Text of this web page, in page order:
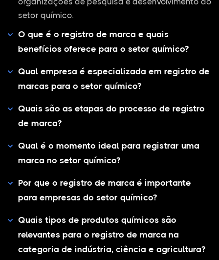
setor químico.
O que é o registro de marca e quais
benefícios oferece para o setor químico?
Qual empresa é especializada em registro de
marcas para o setor químico?
Quais são as etapas do processo de registro
de marca?
Qual é o momento ideal para registrar uma
marca no setor químico?
Por que o registro de marca é importante
para empresas do setor químico?
Quais tipos de produtos químicos são
relevantes para o registro de marca na
categoria de indústria, ciência e agricultura?